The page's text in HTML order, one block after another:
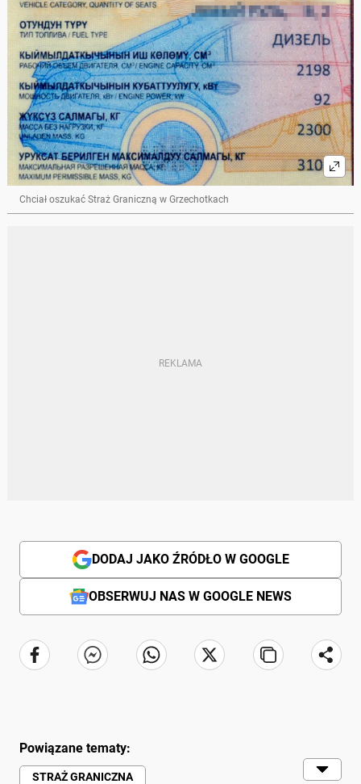
Chciał oszukać Straż Graniczną w Grzechotkach
DODAJ JAKO ŹRÓDŁO W GOOGLE
OBSERWUJ NAS W GOOGLE NEWS
Powiązane tematy:
STRAŻ GRANICZNA